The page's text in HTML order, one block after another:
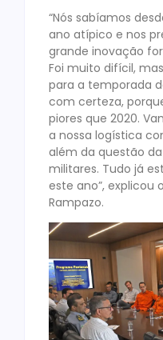
“Nós sabíamos
ano atípico e nos
grande inovação
Foi muito difícil,
para a temporada
com certeza,
piores que 2020.
a nossa logística
além da questão
militares. Tudo já
este ano”, explicou
Rampazo.